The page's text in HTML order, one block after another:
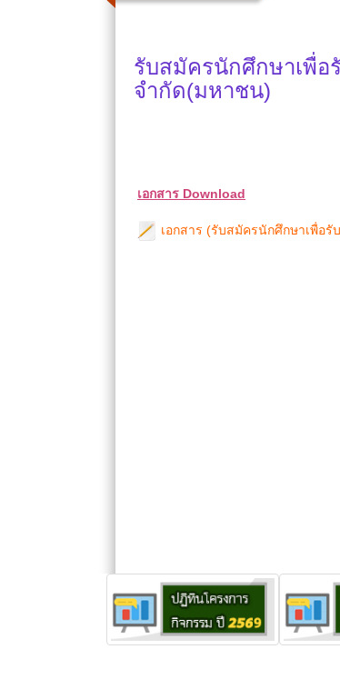
รับสมัครนักศึกษาเพื่
จำกัด(มหาชน)
เอกสาร Download
เอกสาร (รับสมัครนักศึกษาเพื่อ